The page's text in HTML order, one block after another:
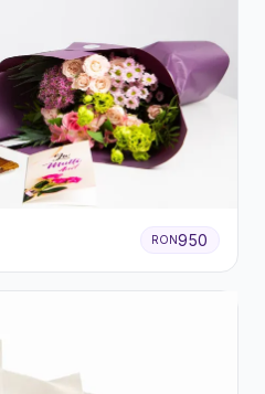
RON950